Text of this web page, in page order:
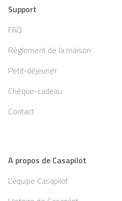
Support
FAQ
Règlement de la maison
Petit-déjeuner
Chèque-cadeau
Contact
A propos de Casapilot
L’équipe Casapilot